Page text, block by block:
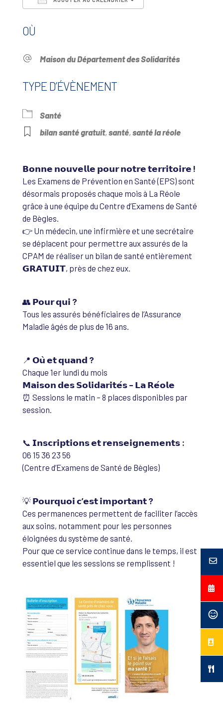
OÙ
Maison du Département des Solidarités
TYPE D’ÉVÈNEMENT
Santé
bilan santé gratuit, santé, santé la réole
𝗕𝗼𝗻𝗻𝗲 𝗻𝗼𝘂𝘃𝗲𝗹𝗹𝗲 𝗽𝗼𝘂𝗿 𝗻𝗼𝘁𝗿𝗲 𝘁𝗲𝗿𝗿𝗶𝘁𝗼𝗶𝗿𝗲 !
Les Examens de Prévention en Santé (EPS) sont
désormais proposés chaque mois à La Réole
grâce à une équipe du Centre d’Examens de Santé
de Bègles.
👉 Un médecin, une infirmière et une secrétaire
se déplacent pour permettre aux assurés de la
CPAM de réaliser un bilan de santé entièrement
𝗚𝗥𝗔𝗧𝗨𝗜𝗧, près de chez eux.
👥 𝗣𝗼𝘂𝗿 𝗾𝘂𝗶 ?
Tous les assurés bénéficiaires de l’Assurance
Maladie âgés de plus de 16 ans.
📍 𝗢𝘂̀ 𝗲𝘁 𝗾𝘂𝗮𝗻𝗱 ?
Chaque 1er lundi du mois
𝗠𝗮𝗶𝘀𝗼𝗻 𝗱𝗲𝘀 𝗦𝗼𝗹𝗶𝗱𝗮𝗿𝗶𝘁𝗲́𝘀 – 𝗟𝗮 𝗥𝗲́𝗼𝗹𝗲
⏰ Sessions le matin – 8 places disponibles par
session.
📞 𝗜𝗻𝘀𝗰𝗿𝗶𝗽𝘁𝗶𝗼𝗻𝘀 𝗲𝘁 𝗿𝗲𝗻𝘀𝗲𝗶𝗴𝗻𝗲𝗺𝗲𝗻𝘁𝘀 :
06 15 36 23 56
(Centre d’Examens de Santé de Bègles)
💡 𝗣𝗼𝘂𝗿𝗾𝘂𝗼𝗶 𝗰’𝗲𝘀𝘁 𝗶𝗺𝗽𝗼𝗿𝘁𝗮𝗻𝘁 ?
Ces permanences permettent de faciliter l’accès
aux soins, notamment pour les personnes
éloignées du système de santé.
Pour que ce service continue dans le temps, il est
essentiel que les sessions se remplissent !